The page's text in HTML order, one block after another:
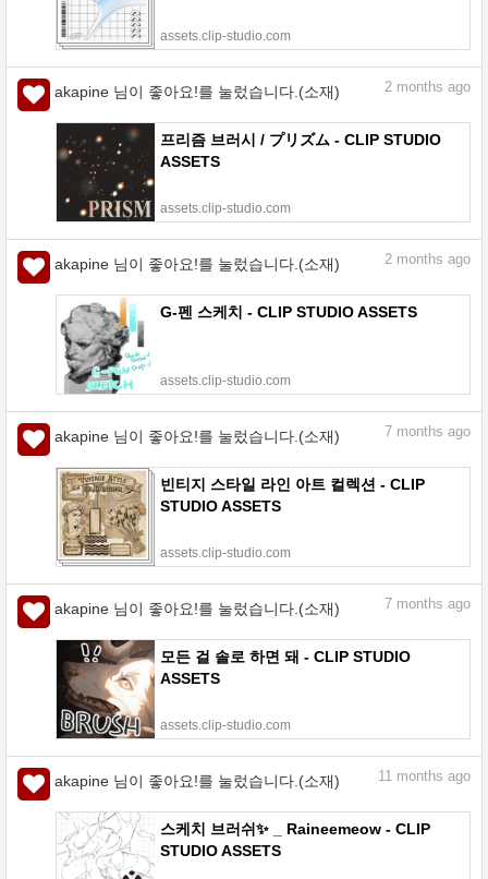
assets.clip-studio.com
akapine 님이 좋아요!를 눌렀습니다.(소재) 2 months ago
프리즘 브러시 / プリズム - CLIP STUDIO
ASSETS
assets.clip-studio.com
akapine 님이 좋아요!를 눌렀습니다.(소재) 2 months ago
G-펜 스케치 - CLIP STUDIO ASSETS
assets.clip-studio.com
akapine 님이 좋아요!를 눌렀습니다.(소재) 7 months ago
빈티지 스타일 라인 아트 컬렉션 - CLIP
STUDIO ASSETS
assets.clip-studio.com
akapine 님이 좋아요!를 눌렀습니다.(소재) 7 months ago
모든 걸 솔로 하면 돼 - CLIP STUDIO
ASSETS
assets.clip-studio.com
akapine 님이 좋아요!를 눌렀습니다.(소재) 11 months ago
스케치 브러쉬✨ _ Raineemeow - CLIP
STUDIO ASSETS